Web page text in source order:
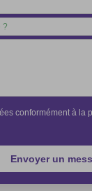
conformément à la
Envoyer un